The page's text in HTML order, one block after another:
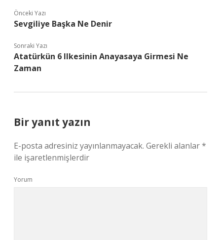
Önceki Yazı
Sevgiliye Başka Ne Denir
Sonraki Yazı
Atatürkün 6 Ilkesinin Anayasaya Girmesi Ne
Zaman
Bir yanıt yazın
E-posta adresiniz yayınlanmayacak. Gerekli alanlar*
ile işaretlenmişlerdir
Yorum